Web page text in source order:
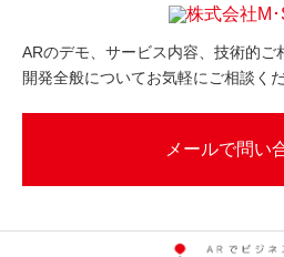
ARのデモ、サービス内容、技術的ご
開発全般についてお気軽にご相談くだ
メールで問い